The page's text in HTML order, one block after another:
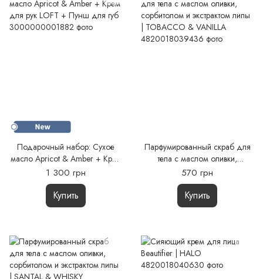
Подарочный набор: Сухое
масло Apricot & Amber + Крем
для рук LOFT + Пунш для губ
1 300 грн
Купить
Парфумированный скраб для
тела с маслом оливки,
сорбитолом и экстрактом липы
| TOBACCO & VANILLA
570 грн
Купить